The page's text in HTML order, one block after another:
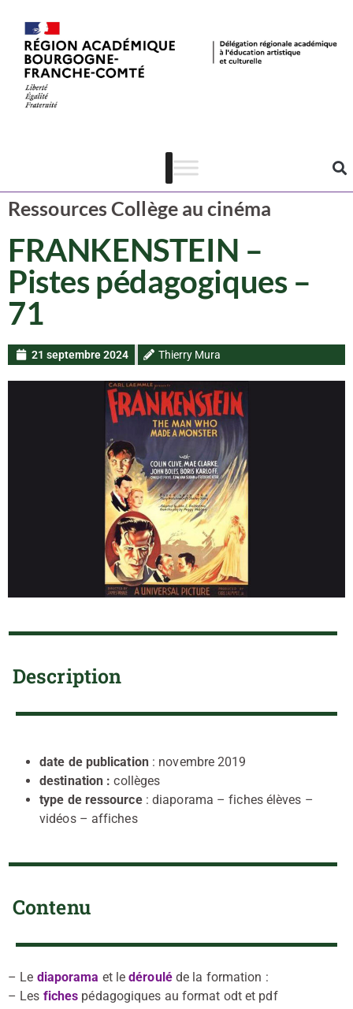
Ressources Collège au cinéma
FRANKENSTEIN –
Pistes pédagogiques –
71
21 septembre 2024 Thierry Mura
Description
date de publication: novembre 2019
destination :collèges
type de ressource: diaporama – fiches élèves –
vidéos – affiches
Contenu
– Le diaporama et ledérouléde la formation :
– Les fiches pédagogiques au format odt et pdf